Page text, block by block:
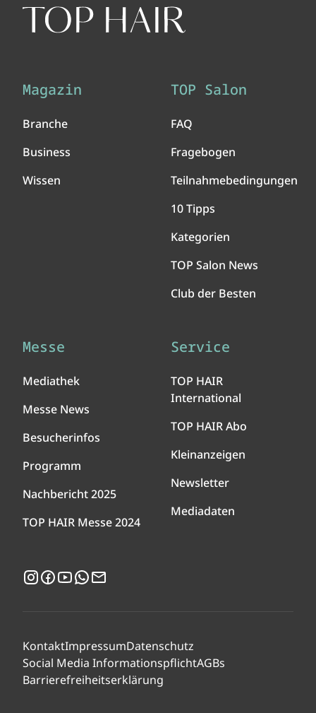
Magazin
Branche
Business
Wissen
TOP Salon
FAQ
Fragebogen
Teilnahmebedingungen
10 Tipps
Kategorien
TOP Salon News
Club der Besten
Messe
Mediathek
Messe News
Besucherinfos
Programm
Nachbericht 2025
TOP HAIR Messe 2024
Service
TOP HAIR
International
TOP HAIR Abo
Kleinanzeigen
Newsletter
Mediadaten
Instagram
Facebook
YouTubeWhatsApp
KontaktImpressumDatenschutz
Social Media InformationspflichtAGBs
Barrierefreiheitserklärung